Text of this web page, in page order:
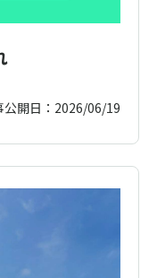
開日： 2026/06/19